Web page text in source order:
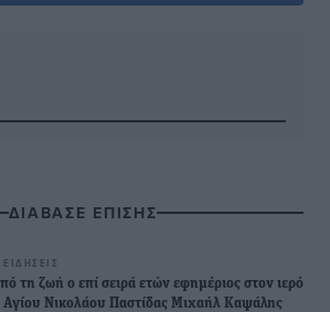
ΔΙΑΒΑΣΕ ΕΠΙΣΗΣ
τη ζωή ο επί σειρά ετών εφημέριος στον ιερό
Νικολάου Παστίδας Μιχαήλ Καψάλης